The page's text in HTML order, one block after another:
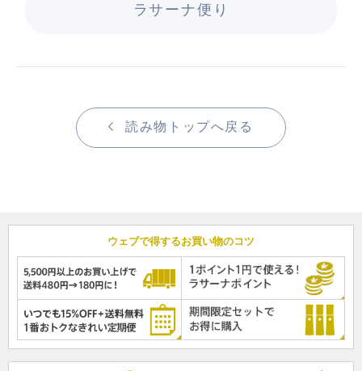
ラサーナ便り
読み物トップへ戻る
ウェブで得するお買い物のコツ